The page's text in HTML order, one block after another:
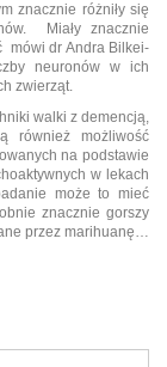
znacznie różniły się
Miały znacznie
mówi dr Andra Bilkei-
neuronów w ich
zwierząt.
walki z demencją,
również możliwość
na podstawie
w lekach
może to mieć
znacznie gorszy
przez marihuanę…